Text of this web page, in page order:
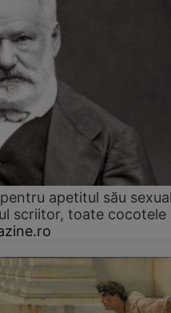
apetitul său
scriitor, toate cocotele